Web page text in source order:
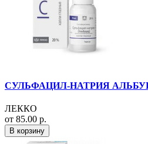
СУЛЬФАЦИЛ-НАТРИЯ
ЛЕККО
от 85.00 р.
В корзину